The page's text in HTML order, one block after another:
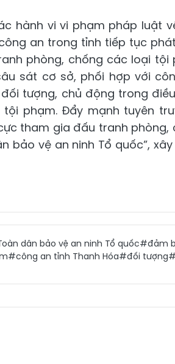
hành vi vi phạm pháp luật
an trong tỉnh tiếp tục
phòng, chống các loại tội
sát cơ sở, phối hợp với
tượng, chủ động trong
phạm. Đẩy mạnh tuyên
tham gia đấu tranh phòng,
bảo vệ an ninh Tổ quốc”,
dân bảo vệ an ninh Tổ quốc#đảm
#công an tỉnh Thanh Hóa#đối tượng